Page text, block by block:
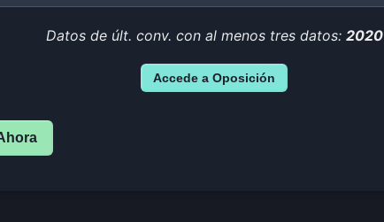
Datos de últ. conv. con al menos tres datos: 2020
Accede a Oposición